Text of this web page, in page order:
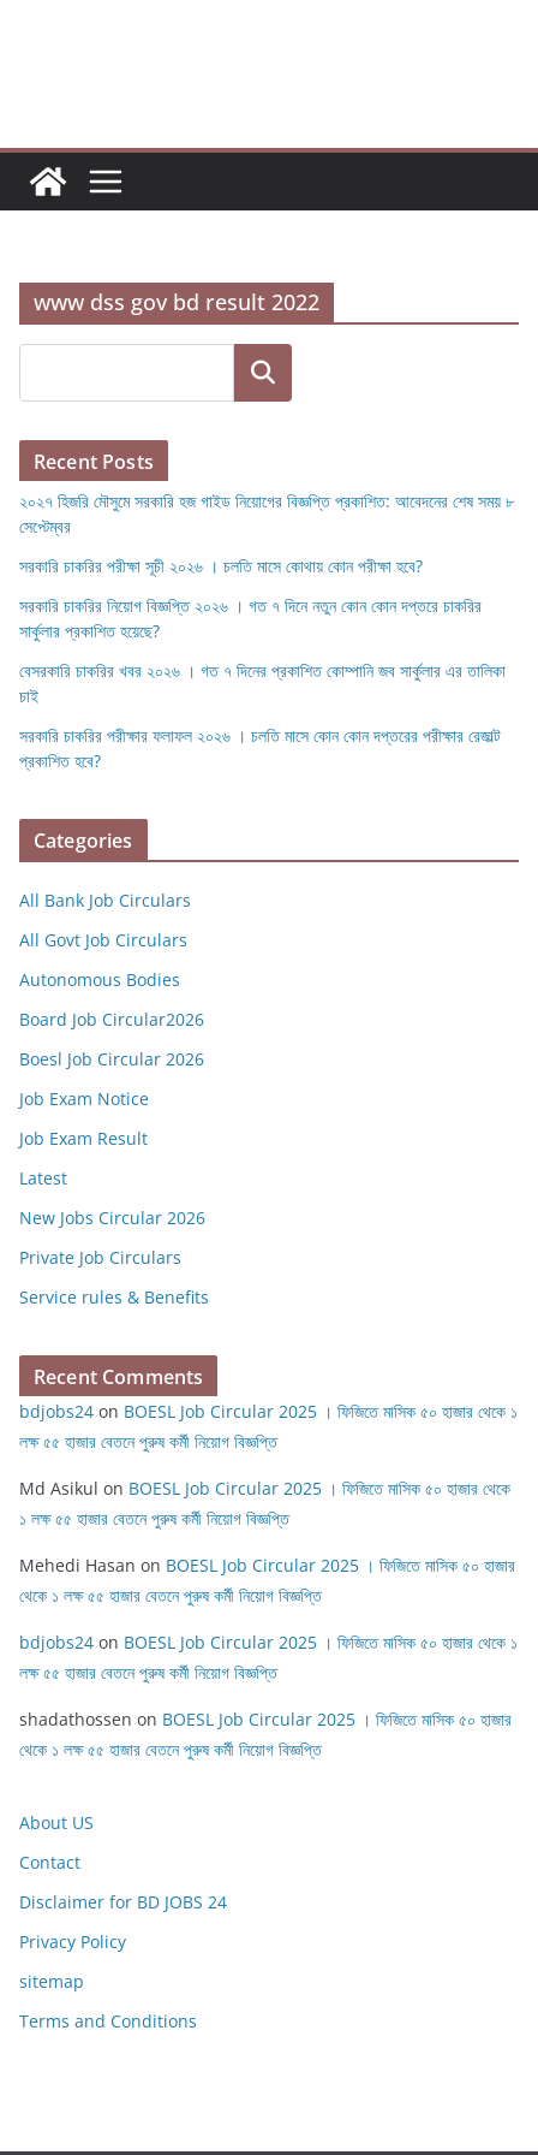
www dss gov bd result 2022
Search
Recent Posts
২০২৭ হিজরি মৌসুমে সরকারি হজ গাইড নিয়োগের বিজ্ঞপ্তি প্রকাশিত: আবেদনের শেষ সময় ৮
সেপ্টেম্বর
সরকারি চাকরির পরীক্ষা সূচী ২০২৬ । চলতি মাসে কোথায় কোন পরীক্ষা হবে?
সরকারি চাকরির নিয়োগ বিজ্ঞপ্তি ২০২৬ । গত ৭ দিনে নতুন কোন কোন দপ্তরে চাকরির
সার্কুলার প্রকাশিত হয়েছে?
বেসরকারি চাকরির খবর ২০২৬ । গত ৭ দিনের প্রকাশিত কোম্পানি জব সার্কুলার এর তালিকা
চাই
সরকারি চাকরির পরীক্ষার ফলাফল ২০২৬ । চলতি মাসে কোন কোন দপ্তরের পরীক্ষার রেজাল্ট
প্রকাশিত হবে?
Categories
All Bank Job Circulars
All Govt Job Circulars
Autonomous Bodies
Board Job Circular2026
Boesl Job Circular 2026
Job Exam Notice
Job Exam Result
Latest
New Jobs Circular 2026
Private Job Circulars
Service rules & Benefits
Recent Comments
bdjobs24 on BOESL Job Circular 2025 । ফিজিতে মাসিক ৫০ হাজার থেকে ১
লক্ষ ৫৫ হাজার বেতনে পুরুষ কর্মী নিয়োগ বিজ্ঞপ্তি
Md Asikul on BOESL Job Circular 2025 । ফিজিতে মাসিক ৫০ হাজার থেকে
১ লক্ষ ৫৫ হাজার বেতনে পুরুষ কর্মী নিয়োগ বিজ্ঞপ্তি
Mehedi Hasan on BOESL Job Circular 2025 । ফিজিতে মাসিক ৫০ হাজার
থেকে ১ লক্ষ ৫৫ হাজার বেতনে পুরুষ কর্মী নিয়োগ বিজ্ঞপ্তি
bdjobs24 on BOESL Job Circular 2025 । ফিজিতে মাসিক ৫০ হাজার থেকে ১
লক্ষ ৫৫ হাজার বেতনে পুরুষ কর্মী নিয়োগ বিজ্ঞপ্তি
shadathossen on BOESL Job Circular 2025 । ফিজিতে মাসিক ৫০ হাজার
থেকে ১ লক্ষ ৫৫ হাজার বেতনে পুরুষ কর্মী নিয়োগ বিজ্ঞপ্তি
About US
Contact
Disclaimer for BD JOBS 24
Privacy Policy
sitemap
Terms and Conditions